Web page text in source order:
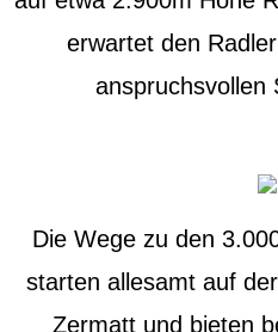
erwartet den
anspruchsvollen
Die Wege zu den
starten allesamt auf
Zermatt und bieten